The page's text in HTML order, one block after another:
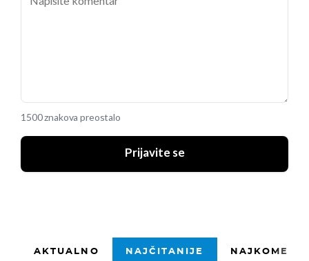
1500 znakova preostalo
Prijavite se
AKTUALNO NAJČITANIJE